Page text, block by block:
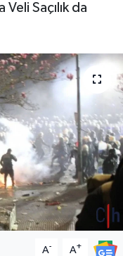
Veli Saçılık da
A- A+